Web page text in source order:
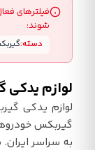
فیلترهای
شوند:
دسته:
لوازم
گیربکس
به سراسر